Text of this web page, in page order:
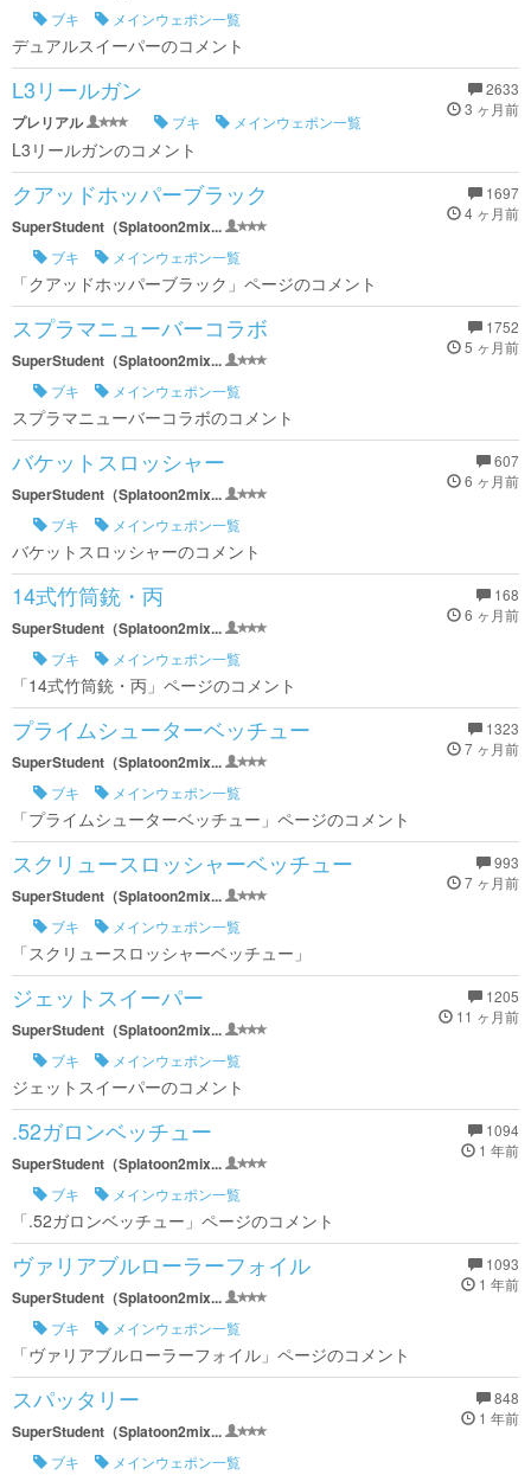
ブキ メインウェポン一覧
デュアルスイーパーのコメント
2633
3 ヶ月前
L3リールガン
プレリアル ブキ メインウェポン一覧
L3リールガンのコメント
1697
4 ヶ月前
クアッドホッパーブラック
SuperStudent（Splatoon2mix...
ブキ メインウェポン一覧
「クアッドホッパーブラック」ページのコメント
1752
5 ヶ月前
スプラマニューバーコラボ
SuperStudent（Splatoon2mix...
ブキ メインウェポン一覧
スプラマニューバーコラボのコメント
607
6 ヶ月前
バケットスロッシャー
SuperStudent（Splatoon2mix...
ブキ メインウェポン一覧
バケットスロッシャーのコメント
168
6 ヶ月前
14式竹筒銃・丙
SuperStudent（Splatoon2mix...
ブキ メインウェポン一覧
「14式竹筒銃・丙」ページのコメント
1323
7 ヶ月前
プライムシューターベッチュー
SuperStudent（Splatoon2mix...
ブキ メインウェポン一覧
「プライムシューターベッチュー」ページのコメント
993
7 ヶ月前
スクリュースロッシャーベッチュー
SuperStudent（Splatoon2mix...
ブキ メインウェポン一覧
「スクリュースロッシャーベッチュー」
1205
11 ヶ月前
ジェットスイーパー
SuperStudent（Splatoon2mix...
ブキ メインウェポン一覧
ジェットスイーパーのコメント
1094
1 年前
.52ガロンベッチュー
SuperStudent（Splatoon2mix...
ブキ メインウェポン一覧
「.52ガロンベッチュー」ページのコメント
1093
1 年前
ヴァリアブルローラーフォイル
SuperStudent（Splatoon2mix...
ブキ メインウェポン一覧
「ヴァリアブルローラーフォイル」ページのコメント
848
1 年前
スパッタリー
SuperStudent（Splatoon2mix...
ブキ メインウェポン一覧